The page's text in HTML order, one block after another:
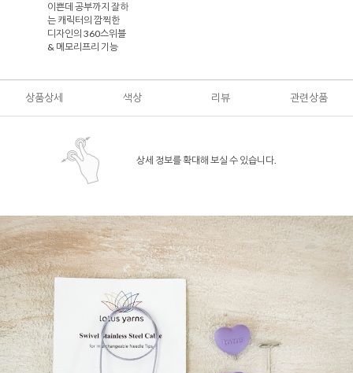
이쁜데 공부까지 잘하
는 캐릭터의 깜찍한
디자인의 360스위블
& 메모리프리 기능
상품상세 색상 리뷰 관련상품
상세 정보를 확대해 보실 수 있습니다.